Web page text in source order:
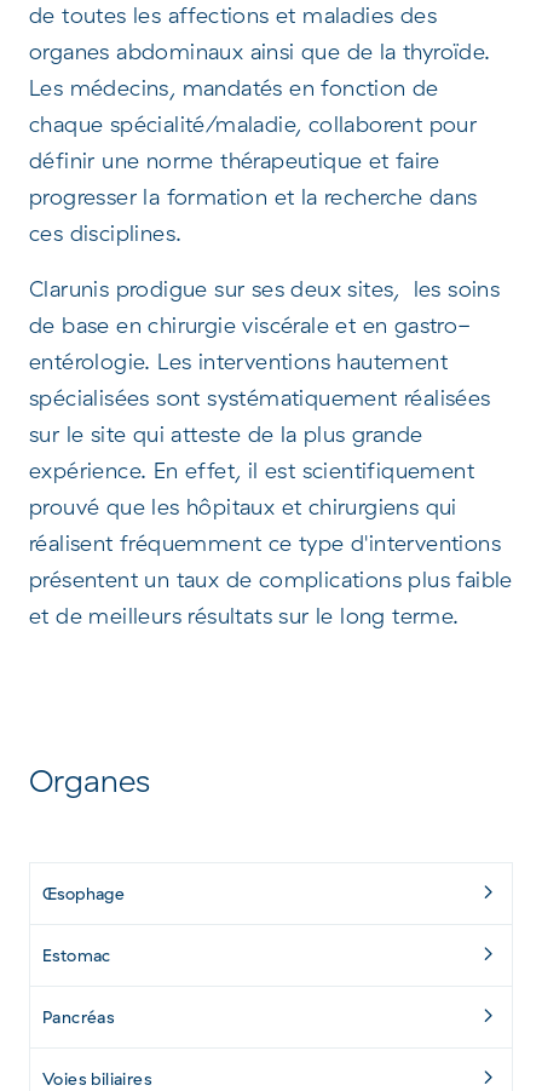
de toutes les affections et maladies des
organes abdominaux ainsi que de la thyroïde.
Les médecins, mandatés en fonction de
chaque spécialité/maladie, collaborent pour
définir une norme thérapeutique et faire
progresser la formation et la recherche dans
ces disciplines.
Clarunis prodigue sur ses deux sites, les soins
de base en chirurgie viscérale et en gastro-
entérologie. Les interventions hautement
spécialisées sont systématiquement réalisées
sur le site qui atteste de la plus grande
expérience. En effet, il est scientifiquement
prouvé que les hôpitaux et chirurgiens qui
réalisent fréquemment ce type d'interventions
présentent un taux de complications plus faible
et de meilleurs résultats sur le long terme.
Organes
Œsophage
Estomac
Pancréas
Voies biliaires